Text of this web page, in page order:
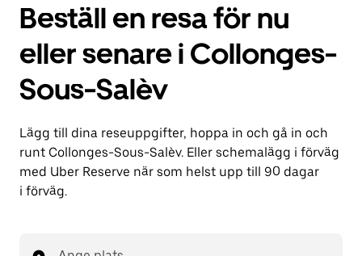
Beställ en resa för nu
eller senare i Collonges-
Sous-Salèv
Lägg till dina reseuppgifter, hoppa in och gå in och
runt Collonges-Sous-Salèv. Eller schemalägg i förväg
med Uber Reserve när som helst upp till 90 dagar
i förväg.